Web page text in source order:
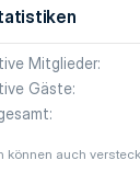
Mitglieder
Gäste
können auch